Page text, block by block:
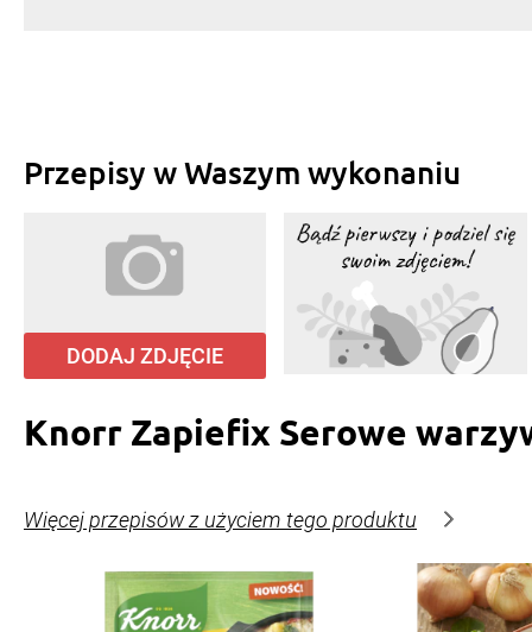
Przepisy w Waszym wykonaniu
DODAJ ZDJĘCIE
Knorr Zapiefix Serowe
Więcej przepisów z użyciem tego produktu